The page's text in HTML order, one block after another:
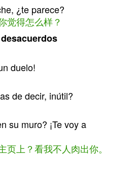
¿te parece?
觉得怎么样？
duelo!
de decir, inútil?
su muro? ¡Te voy a
上？看我不人肉出你。